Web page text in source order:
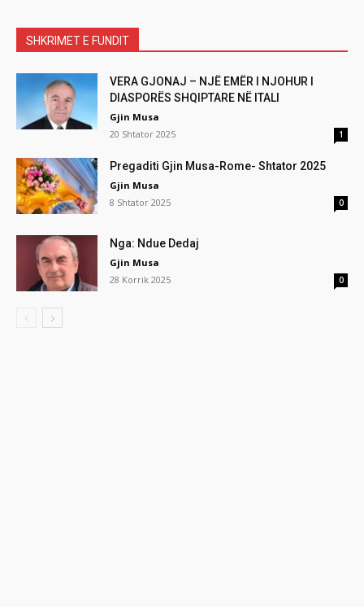
SHKRIMET E FUNDIT
VERA GJONAJ – NJË EMËR I NJOHUR I
DIASPORËS SHQIPTARE NË ITALI
Gjin Musa
20 Shtator 2025
1
Pregaditi Gjin Musa-Rome- Shtator 2025
Gjin Musa
8 Shtator 2025
0
Nga: Ndue Dedaj
Gjin Musa
28 Korrik 2025
0